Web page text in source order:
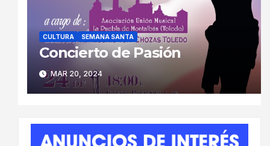
CULTURA SEMANA SANTA
Concierto de Pasión
MAR 20, 2024